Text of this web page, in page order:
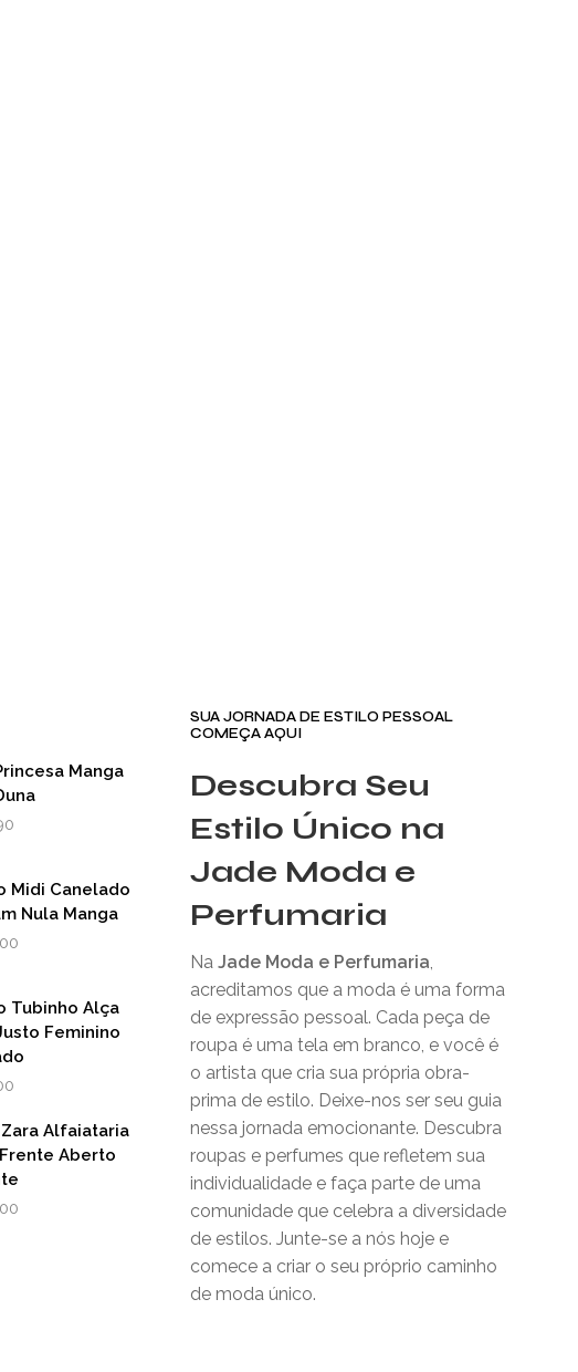
Manga
Midi Canelado
Nula Manga
Tubinho Alça
Feminino
Alfaiataria
Aberto
SUA JORNADA DE ESTILO PESSOAL
COMEÇA AQUI
Descubra Seu
Estilo Único na
Jade Moda e
Perfumaria
Na Jade Moda e Perfumaria,
acreditamos que a moda é uma forma
de expressão pessoal. Cada peça de
roupa é uma tela em branco, e você é
o artista que cria sua própria obra-
prima de estilo. Deixe-nos ser seu guia
nessa jornada emocionante. Descubra
roupas e perfumes que refletem sua
individualidade e faça parte de uma
comunidade que celebra a diversidade
de estilos. Junte-se a nós hoje e
comece a criar o seu próprio caminho
de moda único.